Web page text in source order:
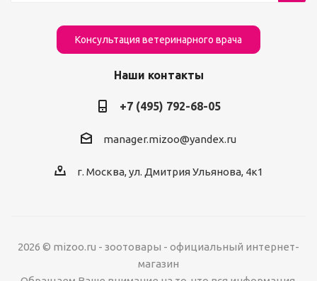
Консультация ветеринарного врача
Наши контакты
+7 (495) 792-68-05
manager.mizoo@yandex.ru
г. Москва, ул. Дмитрия Ульянова, 4к1
2026 © mizoo.ru - зоотовары - официальный интернет-
магазин